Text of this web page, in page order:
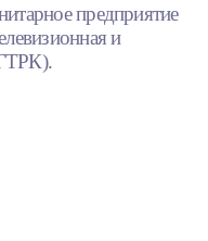
предприятие
и